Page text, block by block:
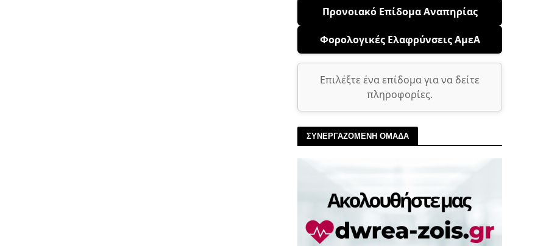
Προνοιακό Επίδομα Αναπηρίας
Φορολογικές Ελαφρύνσεις ΑμεΑ
Επιλέξτε ένα επίδομα για να δείτε
πληροφορίες.
ΣΥΝΕΡΓΑΖΟΜΕΝΗ ΟΜΑΔΑ